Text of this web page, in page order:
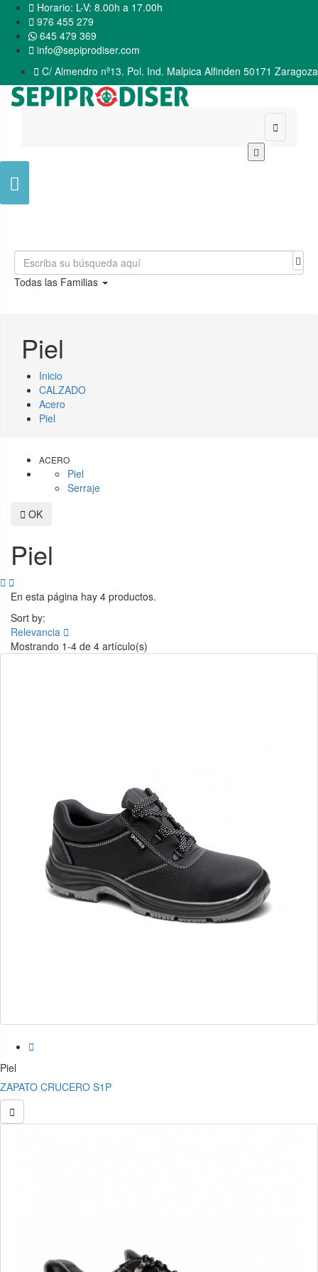
 Horario: L-V: 8.00h a 17.00h
 976 455 279
645 479 369
 info@sepiprodiser.com
 C/ Almendro nº13. Pol. Ind. Malpica Alfinden 50171 Zaragoza


Todas las Familias
Piel
Inicio
CALZADO
Acero
Piel
ACERO
Piel
Serraje
 OK
Piel
 
En esta página hay 4 productos.
Sort by:
Relevancia 
Mostrando 1-4 de 4 artículo(s)

Piel
ZAPATO CRUCERO S1P
